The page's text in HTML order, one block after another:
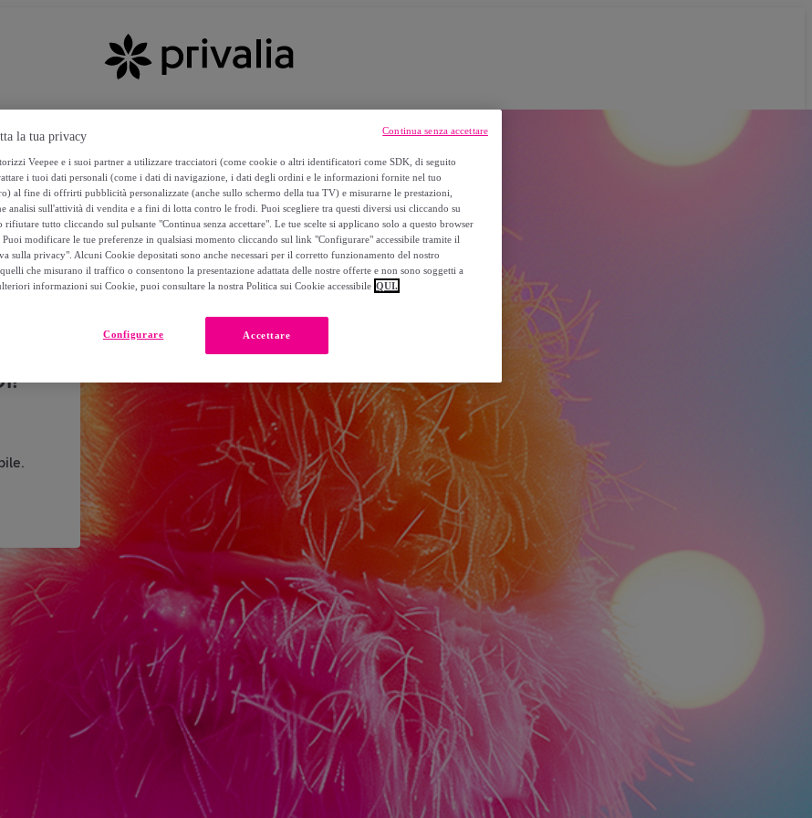
la tua privacy
Veepee e i suoi partner a utilizzare tracciatori (come cookie o altri identificatori come SDK, di seguito
i tuoi dati personali (come i dati di navigazione, i dati degli ordini e le informazioni fornite nel tuo
al fine di offrirti pubblicità personalizzate (anche sullo schermo della tua TV) e misurarne le prestazioni,
analisi sull'attività di vendita e a fini di lotta contro le frodi. Puoi scegliere tra questi diversi usi cliccando su
tutto cliccando sul pulsante "Continua senza accettare". Le tue scelte si applicano solo a questo browser
modificare le tue preferenze in qualsiasi momento cliccando sul link "Configurare" accessibile tramite il
sulla privacy". Alcuni Cookie depositati sono anche necessari per il corretto funzionamento del nostro
che misurano il traffico o consentono la presentazione adattata delle nostre offerte e non sono soggetti a
informazioni sui Cookie, puoi consultare la nostra Politica sui Cookie accessibile QUI.
Accettare
Configurare
Continua senza accettare